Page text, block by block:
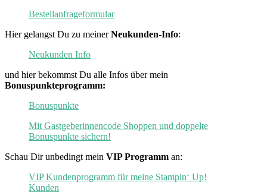
Bestellanfrageformular
Hier gelangst Du zu meinerNeukunden-Info:
Neukunden Info
und hier bekommst Du alle Infos über mein
Bonuspunkteprogramm:
Bonuspunkte
Mit Gastgeberinnencode Shoppen und doppelte
Bonuspunkte sichern!
Schau Dir unbedingt mein VIP Programm an:
VIP Kundenprogramm für meine Stampin‘ Up!
Kunden